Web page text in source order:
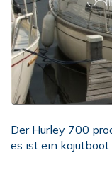
Der Hurley 700
es ist ein kajütboot